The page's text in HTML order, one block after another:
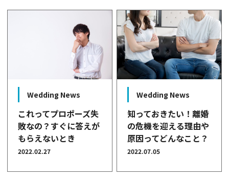
Wedding News
これってプロポーズ失
敗なの？すぐに答えが
もらえないとき
2022.02.27
Wedding News
知っておきたい！離婚
の危機を迎える理由や
原因ってどんなこと？
2022.07.05